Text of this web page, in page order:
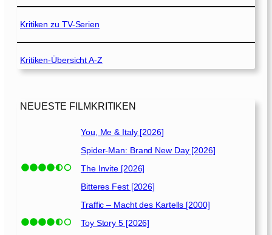
m
e
e
r
c
t
2
Kritiken zu TV-Serien
Kritiken-Übersicht A-Z
NEUESTE FILMKRITIKEN
You, Me & Italy [2026]
Spider-Man: Brand New Day [2026]
The Invite [2026]
Bitteres Fest [2026]
Traffic – Macht des Kartells [2000]
Toy Story 5 [2026]